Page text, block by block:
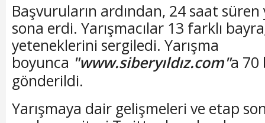
Başvuruların ardından, 24 saat
sona erdi. Yarışmacılar 13 farklı
yeteneklerini sergiledi. Yarışma
boyunca "www.siberyıldız.com"a 70
gönderildi.
Yarışmaya dair gelişmeleri ve etap